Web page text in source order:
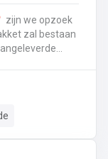
zijn we opzoek
en verwerkt
en